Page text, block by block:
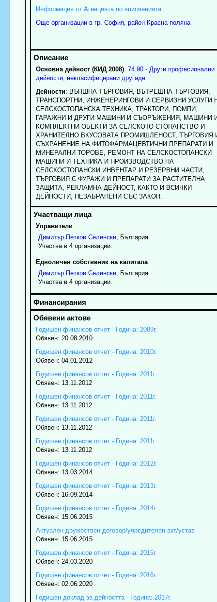
Информация от Агенцията по вписванията
Още организации в гр. София, район Красна поляна
Основна дейност (КИД 2008): 74.90 - Други професионални
дейности, некласифицирани другаде
Дейности: ВЪНШНА ТЪРГОВИЯ, ВЪТРЕШНА ТЪРГОВИЯ,
ТРАНСПОРТНИ, ИНЖЕНЕРИНГОВИ И СЕРВИЗНИ УСЛУГИ
СЕЛСКОСТОПАНСКА ТЕХНИКА, ТРАКТОРИ, ПОМПИ,
ГАРАЖНИ И ДРУГИ МАШИНИ И СЪОРЪЖЕНИЯ, МАШИНИ
КОМПЛЕКТНИ ОБЕКТИ ЗА СЕЛСКОТО СТОПАНСТВО И
ХРАНИТЕЛНО ВКУСОВАТА ПРОМИШЛЕНОСТ, ТЪРГОВИЯ
СЪХРАНЕНИЕ НА ФИТОФАРМАЦЕВТИЧНИ ПРЕПАРАТИ И
МИНЕРАЛНИ ТОРОВЕ, РЕМОНТ НА СЕЛСКОСТОПАНСКИ
МАШИНИ И ТЕХНИКА И ПРОИЗВОДСТВО НА
СЕЛСКОСТОПАНСКИ ИНВЕНТАР И РЕЗЕРВНИ ЧАСТИ,
ТЪРГОВИЯ С ФУРАЖИ И ПРЕПАРАТИ ЗА РАСТИТЕЛНА
ЗАЩИТА, РЕКЛАМНА ДЕЙНОСТ, КАКТО И ВСИЧКИ
ДЕЙНОСТИ, НЕЗАБРАНЕНИ СЪС ЗАКОН.
Управители
Димитър Петков Селенски, България
Участва в 4 организации.
Едноличен собственик на капитала
Димитър Петков Селенски, България
Участва в 4 организации.
Годишен финансов отчет - Година: 2009г.
Обявен: 20.08.2010
Годишен финансов отчет - Година: 2010г.
Обявен: 04.01.2012
Годишен финансов отчет - Година: 2011г.
Обявен: 13.11.2012
Годишен финансов отчет - Година: 2011г.
Обявен: 13.11.2012
Годишен финансов отчет - Година: 2011г.
Обявен: 13.11.2012
Годишен финансов отчет - Година: 2011г.
Обявен: 13.11.2012
Годишен финансов отчет - Година: 2012г.
Обявен: 13.03.2014
Годишен финансов отчет - Година: 2013г.
Обявен: 16.09.2014
Годишен финансов отчет - Година: 2014г.
Обявен: 15.06.2015
Актуален дружествен договор/учредителен акт/устав
Обявен: 15.06.2015
Годишен финансов отчет - Година: 2015г.
Обявен: 24.03.2020
Годишен финансов отчет - Година: 2016г.
Обявен: 02.06.2020
Годишен доклад за дейността - Година: 2017г.